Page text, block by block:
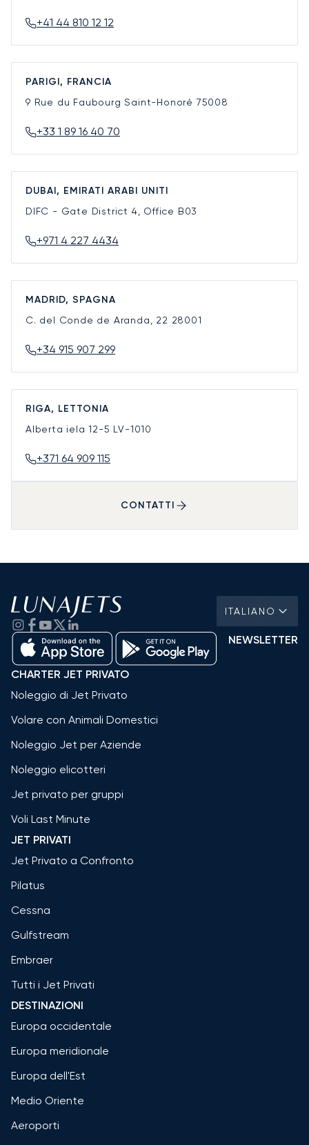
+41 44 810 12 12
PARIGI, FRANCIA
9 Rue du Faubourg Saint-Honoré 75008
+33 1 89 16 40 70
DUBAI, EMIRATI ARABI UNITI
DIFC - Gate District 4, Office B03
+971 4 227 4434
MADRID, SPAGNA
C. del Conde de Aranda, 22 28001
+34 915 907 299
RIGA, LETTONIA
Alberta iela 12-5 LV-1010
+371 64 909 115
CONTATTI
ITALIANO
NEWSLETTER
CHARTER JET PRIVATO
Noleggio di Jet Privato
Volare con Animali Domestici
Noleggio Jet per Aziende
Noleggio elicotteri
Jet privato per gruppi
Voli Last Minute
JET PRIVATI
Jet Privato a Confronto
Pilatus
Cessna
Gulfstream
Embraer
Tutti i Jet Privati
DESTINAZIONI
Europa occidentale
Europa meridionale
Europa dell'Est
Medio Oriente
Aeroporti